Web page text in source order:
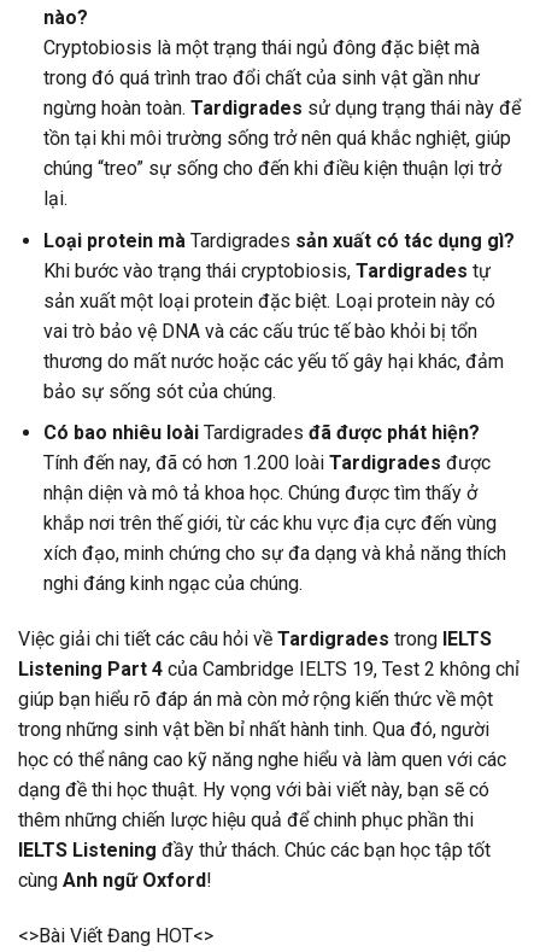
nào?
Cryptobiosis là một trạng thái ngủ đông đặc biệt mà
trong đó quá trình trao đổi chất của sinh vật gần như
ngừng hoàn toàn. Tardigrades sử dụng trạng thái này để
tồn tại khi môi trường sống trở nên quá khắc nghiệt, giúp
chúng “treo” sự sống cho đến khi điều kiện thuận lợi trở
lại.
Loại protein mà Tardigrades sản xuất có tác dụng gì?
Khi bước vào trạng thái cryptobiosis, Tardigrades tự
sản xuất một loại protein đặc biệt. Loại protein này có
vai trò bảo vệ DNA và các cấu trúc tế bào khỏi bị tổn
thương do mất nước hoặc các yếu tố gây hại khác, đảm
bảo sự sống sót của chúng.
Có bao nhiêu loài Tardigrades đã được phát hiện?
Tính đến nay, đã có hơn 1.200 loài Tardigrades được
nhận diện và mô tả khoa học. Chúng được tìm thấy ở
khắp nơi trên thế giới, từ các khu vực địa cực đến vùng
xích đạo, minh chứng cho sự đa dạng và khả năng thích
nghi đáng kinh ngạc của chúng.
Việc giải chi tiết các câu hỏi về Tardigrades trong IELTS
Listening Part 4 của Cambridge IELTS 19, Test 2 không chỉ
giúp bạn hiểu rõ đáp án mà còn mở rộng kiến thức về một
trong những sinh vật bền bỉ nhất hành tinh. Qua đó, người
học có thể nâng cao kỹ năng nghe hiểu và làm quen với các
dạng đề thi học thuật. Hy vọng với bài viết này, bạn sẽ có
thêm những chiến lược hiệu quả để chinh phục phần thi
IELTS Listening đầy thử thách. Chúc các bạn học tập tốt
cùng Anh ngữ Oxford!
<>Bài Viết Đang HOT<>